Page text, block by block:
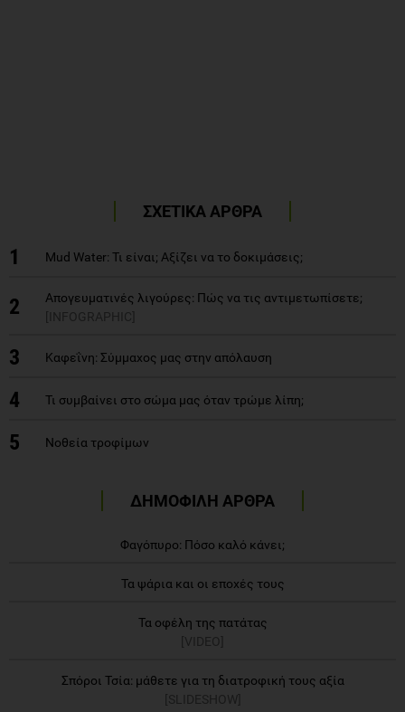
ΣΧΕΤΙΚΑ ΑΡΘΡΑ
1 Mud Water: Τι είναι; Αξίζει να το δοκιμάσεις;
2
Απογευματινές λιγούρες: Πώς να τις αντιμετωπίσετε;
[INFOGRAPHIC]
3 Καφεΐνη: Σύμμαχος μας στην απόλαυση
4 Τι συμβαίνει στο σώμα μας όταν τρώμε λίπη;
5 Νοθεία τροφίμων
ΔΗΜΟΦΙΛΗ ΑΡΘΡΑ
Φαγόπυρο: Πόσο καλό κάνει;
Τα ψάρια και οι εποχές τους
Τα οφέλη της πατάτας
[VIDEO]
Σπόροι Τσία: μάθετε για τη διατροφική τους αξία
[SLIDESHOW]